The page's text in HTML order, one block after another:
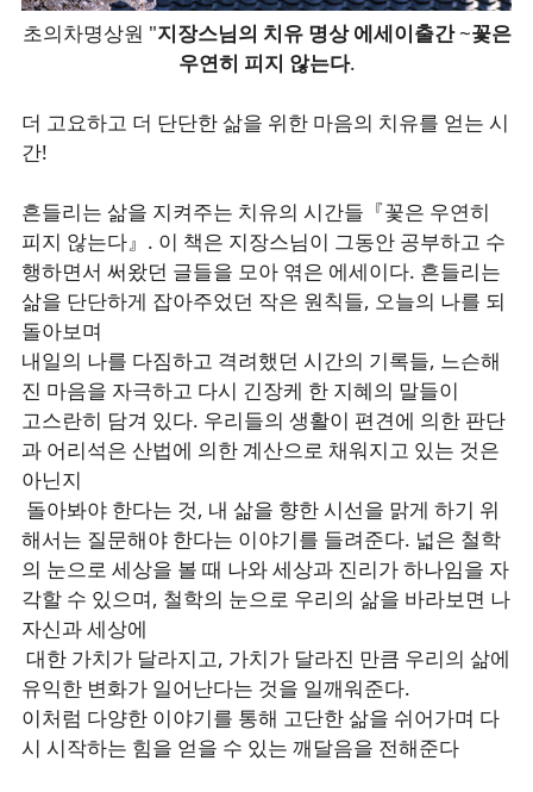
초의차명상원 "지장스님의 치유 명상 에세이출간~꽃은
우연히 피지 않는다.
더 고요하고 더 단단한 삶을 위한 마음의 치유를 얻는 시
간!
흔들리는 삶을 지켜주는 치유의 시간들『꽃은 우연히
피지 않는다』. 이 책은 지장스님이 그동안 공부하고 수
행하면서 써왔던 글들을 모아 엮은 에세이다. 흔들리는
삶을 단단하게 잡아주었던 작은 원칙들, 오늘의 나를 되
돌아보며
내일의 나를 다짐하고 격려했던 시간의 기록들, 느슨해
진 마음을 자극하고 다시 긴장케 한 지혜의 말들이
고스란히 담겨 있다. 우리들의 생활이 편견에 의한 판단
과 어리석은 산법에 의한 계산으로 채워지고 있는 것은
아닌지
돌아봐야 한다는 것, 내 삶을 향한 시선을 맑게 하기 위
해서는 질문해야 한다는 이야기를 들려준다. 넓은 철학
의 눈으로 세상을 볼 때 나와 세상과 진리가 하나임을 자
각할 수 있으며, 철학의 눈으로 우리의 삶을 바라보면 나
자신과 세상에
대한 가치가 달라지고, 가치가 달라진 만큼 우리의 삶에
유익한 변화가 일어난다는 것을 일깨워준다.
이처럼 다양한 이야기를 통해 고단한 삶을 쉬어가며 다
시 시작하는 힘을 얻을 수 있는 깨달음을 전해준다